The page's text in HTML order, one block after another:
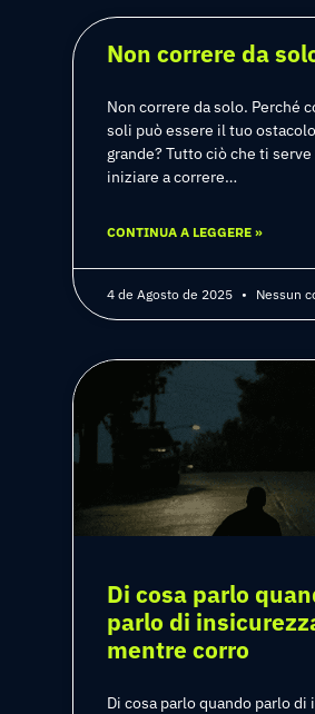
Non correre da
Non correre da solo. Perché
soli può essere il tuo
grande? Tutto ciò che ti
iniziare a correre…
CONTINUA A LEGGERE »
4 de Agosto de 2025 Nessun
Di cosa parlo
parlo di
mentre corro
Di cosa parlo quando parlo di